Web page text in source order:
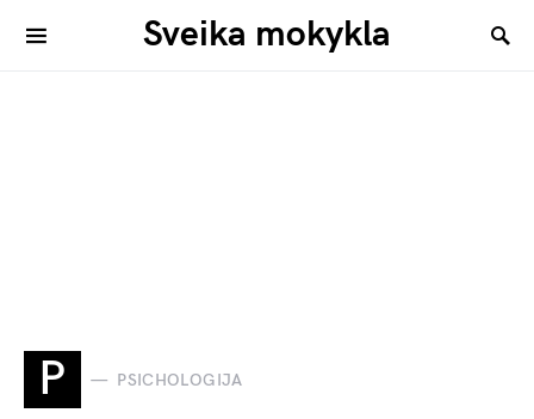
Sveika mokykla
P PSICHOLOGIJA